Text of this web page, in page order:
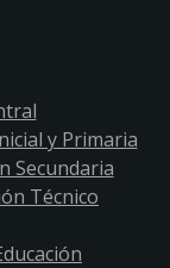
y Primaria
Secundaria
Técnico